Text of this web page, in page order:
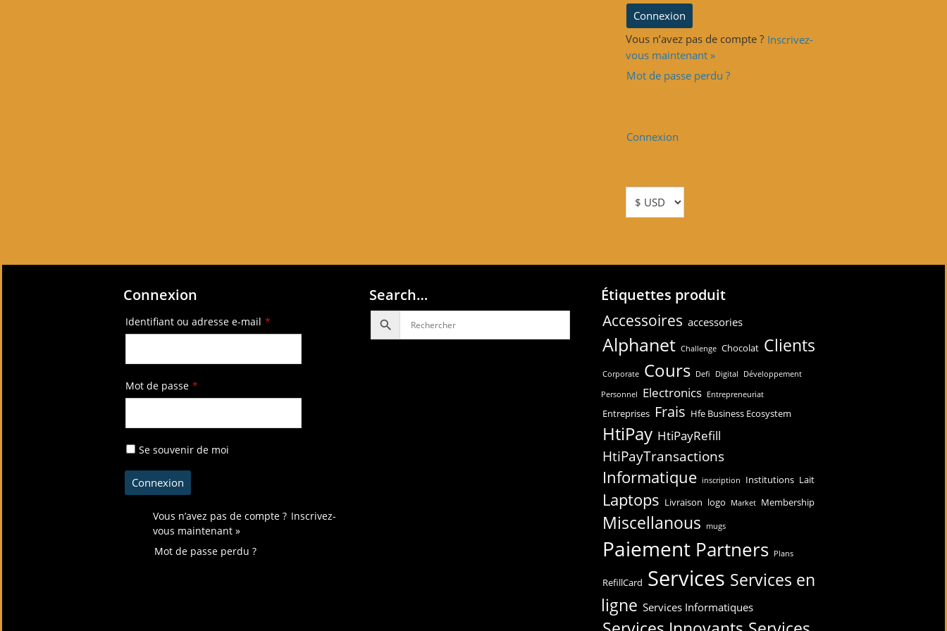
Vous n’avez pas de compte ? Inscrivez-
vous maintenant »
Mot de passe perdu ?
Connexion
Connexion
Identifiant ou adresse e-mail *
Mot de passe *
Se souvenir de moi
Vous n’avez pas de compte ? Inscrivez-
vous maintenant »
Mot de passe perdu ?
Search… Étiquettes produit
Accessoires accessories
Alphanet Challenge Chocolat Clients
Corporate Cours Defi Digital Développement
Personnel Electronics Entrepreneuriat
Entreprises Frais Hfe Business Ecosystem
HtiPay HtiPayRefill
HtiPayTransactions
Informatique inscription Institutions Lait
Laptops Livraison logo Market Membership
Miscellanous mugs
Paiement Partners Plans
RefillCard Services Services en
ligne Services Informatiques